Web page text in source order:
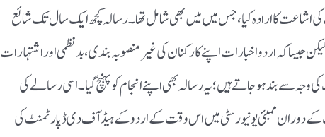
اشاعت کا ارادہ کیا، جس میں میں بھی شامل تھا ۔رسالہ کچھ ایک سال تک شائع
جیسا کہ اردو اخبارات اپنے کارکنان کی غیر منصوبہ بندی، بدنظمی اور اشتہارات
وجہ سے بند ہو جاتے ہیں؛ یہ رسالہ بھی اپنے انجام کو پہنچ گیا ۔اسی رسالے کی
دوران ممبئی یونیورسٹی میں اس وقت کے اردو کے ہیڈ آف دی ڈپارٹمنٹ کی